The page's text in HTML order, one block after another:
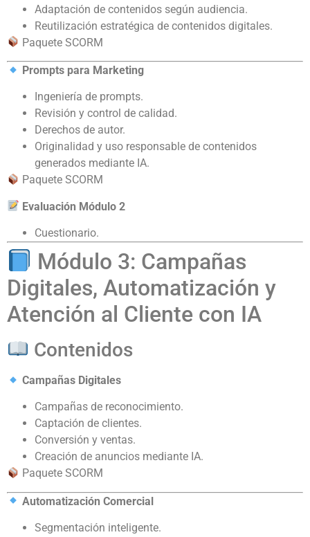
Adaptación de contenidos según audiencia.
Reutilización estratégica de contenidos digitales.
Paquete SCORM
Prompts para Marketing
Ingeniería de prompts.
Revisión y control de calidad.
Derechos de autor.
Originalidad y uso responsable de contenidos
generados mediante IA.
Paquete SCORM
Evaluación Módulo 2
Cuestionario.
Módulo 3: Campañas
Digitales, Automatización y
Atención al Cliente con IA
Contenidos
Campañas Digitales
Campañas de reconocimiento.
Captación de clientes.
Conversión y ventas.
Creación de anuncios mediante IA.
Paquete SCORM
Automatización Comercial
Segmentación inteligente.